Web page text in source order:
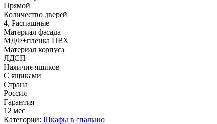
Прямой
Количество дверей
4, Распашные
Материал фасада
МДФ+пленка ПВХ
Материал корпуса
ЛДСП
Наличие ящиков
С ящиками
Страна
Россия
Гарантия
12 мес
Категории: Шкафы в спальню